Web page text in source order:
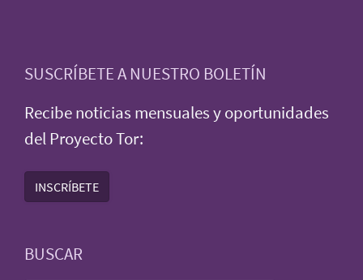
SUSCRÍBETE A NUESTRO BOLETÍN
Recibe noticias mensuales y oportunidades
del Proyecto Tor:
INSCRÍBETE
BUSCAR